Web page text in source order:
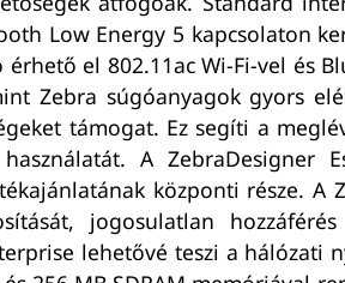
Low Energy 5 kapcsolaton
el 802.11ac Wi-Fi-vel és
Zebra súgóanyagok gyors
támogat. Ez segíti a
A ZebraDesigner
központi része. A
jogosulatlan
lehetővé teszi a hálózati